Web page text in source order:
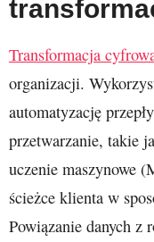
Transformacja
organizacji.
automatyzację
przetwarzanie, takie
uczenie maszynowe
ścieżce klienta w
Powiązanie danych z